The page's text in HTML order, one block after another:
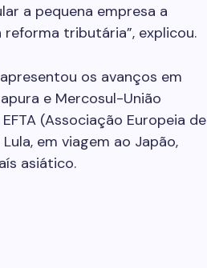
a pequena empresa a
tributária”, explicou.
os avanços em
e Mercosul-União
(Associação Europeia de
em viagem ao Japão,
asiático.